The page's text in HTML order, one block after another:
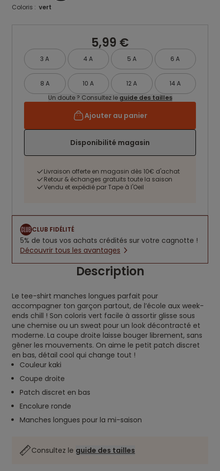
Coloris : vert
5,99 €
3 A 4 A 5 A 6 A
8 A 10 A 12 A
14 A
Un doute ? Consultez le guide des tailles
Ajouter au panier
Disponibilité magasin
Livraison offerte en magasin dès 10€ d'achat
Retour & échanges gratuits toute la saison
Vendu et expédié par Tape à l'Oeil
CLUB FIDÉLITÉ
5% de tous vos achats crédités sur votre cagnotte !
Découvrir tous les avantages
Description
Le tee-shirt manches longues parfait pour
accompagner ton garçon partout, de l’école aux week-
ends chill ! Son coloris vert facile à assortir glisse sous
une chemise ou un sweat pour un look décontracté et
moderne. La coupe droite laisse bouger librement, sans
gêner les mouvements. On aime le petit patch discret
en bas, détail cool qui change tout !
Couleur kaki
Coupe droite
Patch discret en bas
Encolure ronde
Manches longues pour la mi-saison
Consultez le guide des tailles